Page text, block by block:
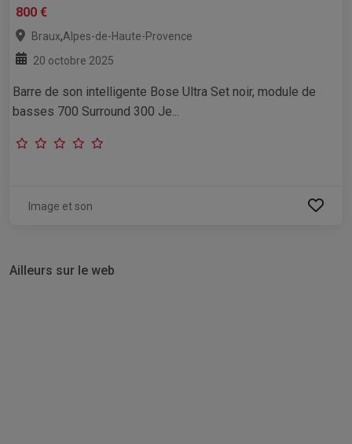
800 €
Braux,Alpes-de-Haute-Provence
20 octobre 2025
Barre de son intelligente Bose Ultra Set noir, module de
basses 700 Surround 300 Je...
Image et son
Ailleurs sur le web